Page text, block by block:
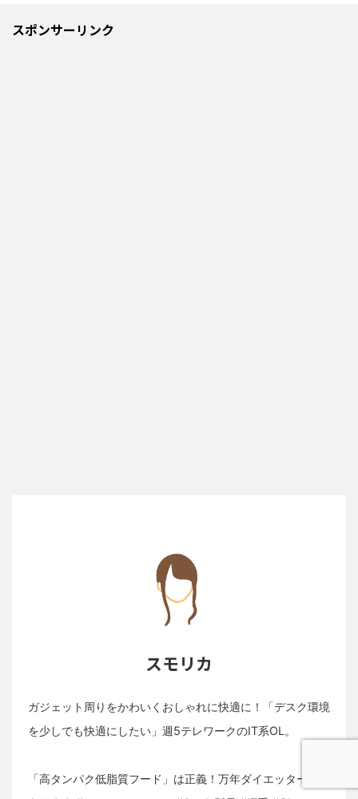
スポンサーリンク
スモリカ
ガジェット周りをかわいくおしゃれに快適に！「デスク環境
を少しでも快適にしたい」週5テレワークのIT系OL。
「高タンパク低脂質フード」は正義！万年ダイエッターでも